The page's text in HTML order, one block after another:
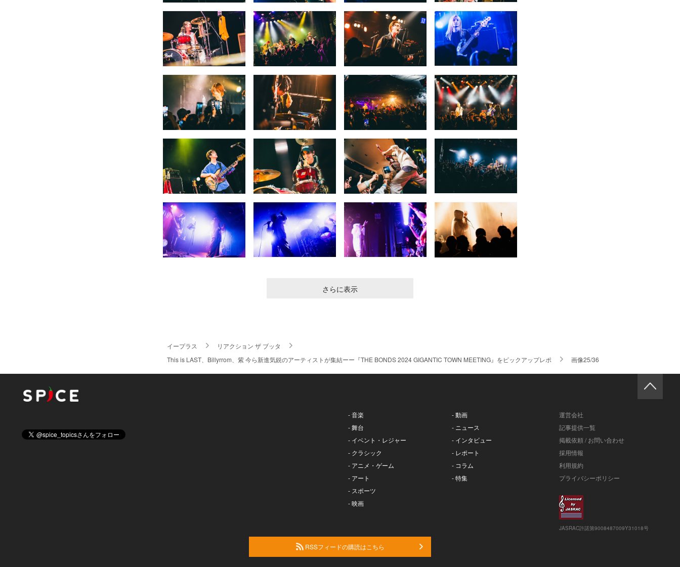
さらに表示
イープラス
リアクション ザ ブッタ
This is LAST、Billyrrom、紫 今ら新進気鋭のアーティストが集結ーー『THE BONDS 2024 GIGANTIC TOWN MEETING』をピックアップレポ
画像25/36
- 音楽
- 舞台
- イベント・レジャー
- クラシック
- アニメ・ゲーム
- アート
- スポーツ
- 映画
- 動画
- ニュース
- インタビュー
- レポート
- コラム
- 特集
運営会社
記事提供一覧
掲載依頼 / お問い合わせ
採用情報
利用規約
プライバシーポリシー
JASRAC許諾第9008487009Y31018号
RSSフィードの購読はこちら